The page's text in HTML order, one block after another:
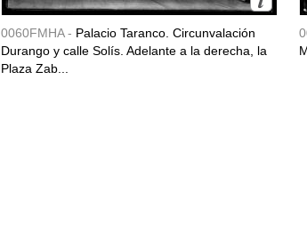
0060FMHA - Palacio Taranco. Circunvalación
Durango y calle Solís. Adelante a la derecha, la
Plaza Zab...